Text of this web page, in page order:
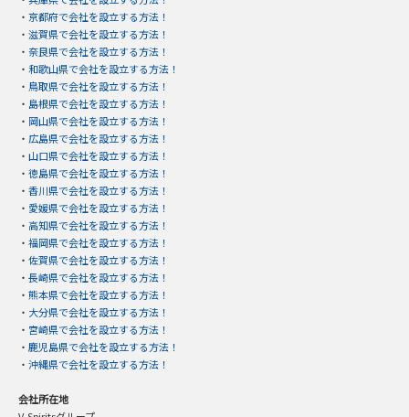
・ 京都府で会社を設立する方法！
・ 滋賀県で会社を設立する方法！
・ 奈良県で会社を設立する方法！
・ 和歌山県で会社を設立する方法！
・ 鳥取県で会社を設立する方法！
・ 島根県で会社を設立する方法！
・ 岡山県で会社を設立する方法！
・ 広島県で会社を設立する方法！
・ 山口県で会社を設立する方法！
・ 徳島県で会社を設立する方法！
・ 香川県で会社を設立する方法！
・ 愛媛県で会社を設立する方法！
・ 高知県で会社を設立する方法！
・ 福岡県で会社を設立する方法！
・ 佐賀県で会社を設立する方法！
・ 長崎県で会社を設立する方法！
・ 熊本県で会社を設立する方法！
・ 大分県で会社を設立する方法！
・ 宮崎県で会社を設立する方法！
・ 鹿児島県で会社を設立する方法！
・ 沖縄県で会社を設立する方法！
会社所在地